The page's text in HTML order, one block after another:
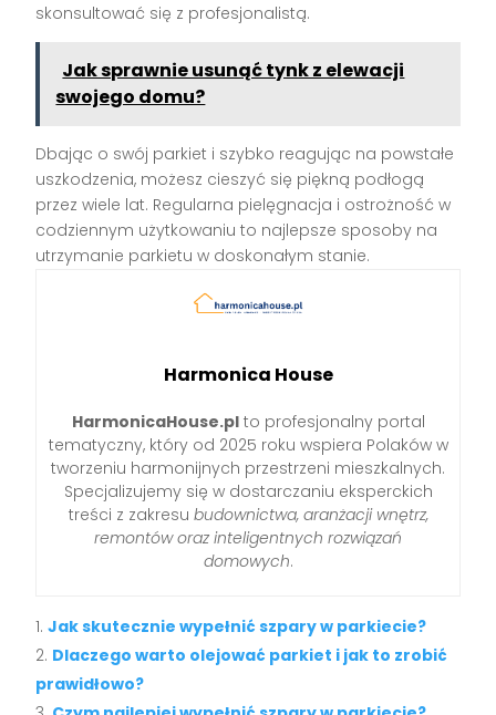
skonsultować się z profesjonalistą.
Jak sprawnie usunąć tynk z elewacji
swojego domu?
Dbając o swój parkiet i szybko reagując na powstałe
uszkodzenia, możesz cieszyć się piękną podłogą
przez wiele lat. Regularna pielęgnacja i ostrożność w
codziennym użytkowaniu to najlepsze sposoby na
utrzymanie parkietu w doskonałym stanie.
Harmonica House
HarmonicaHouse.plto profesjonalny portal
tematyczny, który od 2025 roku wspiera Polaków w
tworzeniu harmonijnych przestrzeni mieszkalnych.
Specjalizujemy się w dostarczaniu eksperckich
treści z zakresu budownictwa, aranżacji wnętrz,
remontów oraz inteligentnych rozwiązań
domowych.
Jak skutecznie wypełnić szpary w parkiecie?
Dlaczego warto olejować parkiet i jak to zrobić
prawidłowo?